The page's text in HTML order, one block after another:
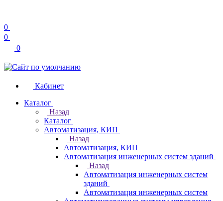
0
0
0
Кабинет
Каталог
Назад
Каталог
Автоматизация, КИП
Назад
Автоматизация, КИП
Автоматизация инженерных систем зданий
Назад
Автоматизация инженерных систем
зданий
Автоматизация инженерных систем